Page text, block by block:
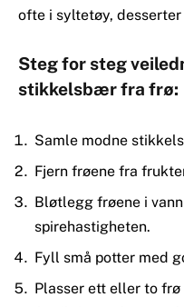
ofte i syltetøy, desserter
Steg for steg
stikkelsbær fra frø:
Samle modne
Fjern frøene fra
Bløtlegg frøene i
spirehastigheten.
Fyll små potter med
Plasser ett eller to